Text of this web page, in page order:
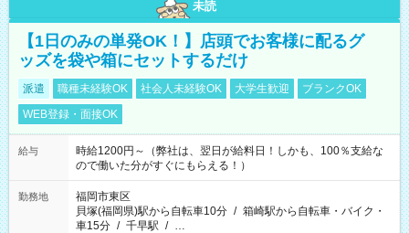
未読
【1日のみの単発OK！】店頭でお客様に配るグ
ッズを袋や箱にセットするだけ
派遣 職種未経験OK 社会人未経験OK 大学生歓迎
ブランクOK
WEB登録・面接OK
給与
時給1200円～（弊社は、翌日が給料日！しかも、100％支給な
ので働いた分がすぐにもらえる！）
勤務地
福岡市東区
貝塚(福岡県)駅から自転車10分 / 箱崎駅から自転車・バイク・
車15分 / 千早駅 / …